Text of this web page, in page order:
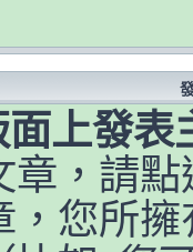
上發表
章，請
，您所